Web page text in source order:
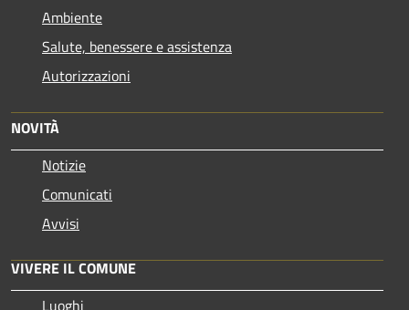
Ambiente
Salute, benessere e assistenza
Autorizzazioni
NOVITÀ
Notizie
Comunicati
Avvisi
VIVERE IL COMUNE
Luoghi